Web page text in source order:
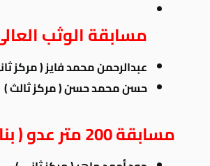
مسابقة الوثب
عبدالرحمن محمد فايز ( مركز
حسن محمد حسن ( مركز ثالث )
مسابقة 200 متر عدو ( بنات )